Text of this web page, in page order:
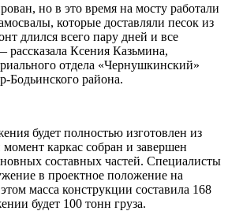
но в это время на мосту работали
которые доставляли песок из
длился всего пару дней и все
рассказала Ксения Казьмина,
отдела «Чернушкинский»
Бодьинского района.
будет полностью изготовлен из
каркас собран и завершен
составных частей. Специалисты
в проектное положение на
масса конструкции составила 168
будет 100 тонн груза.